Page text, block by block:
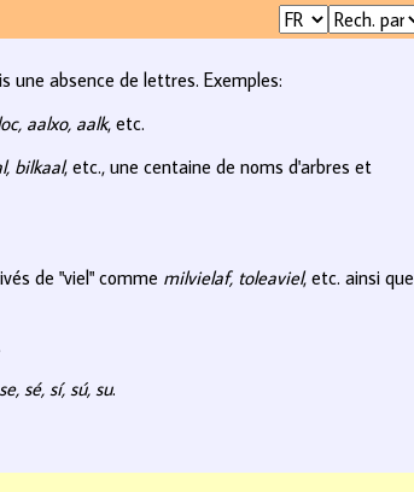
une absence de lettres. Exemples:
aalxo, aalk, etc.
bilkaal, etc., une centaine de noms d'arbres et
de "viel" comme milvielaf, toleaviel, etc. ainsi que
sé, sí, sú, su.